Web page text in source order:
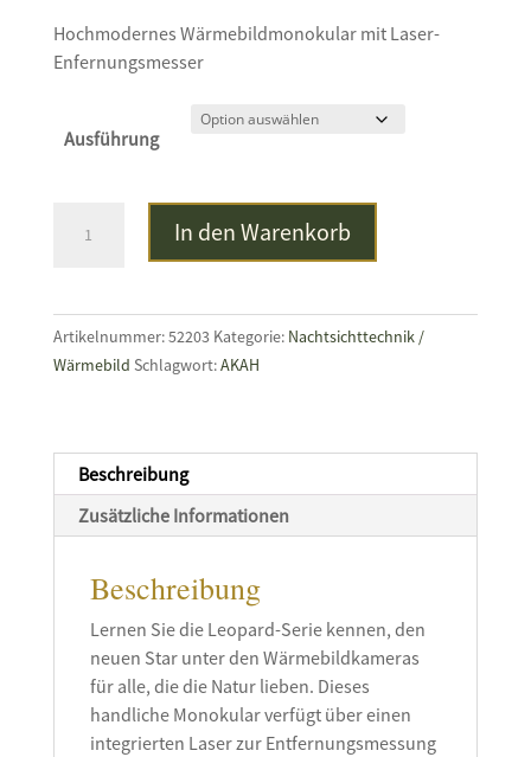
Hochmodernes Wärmebildmonokular mit Laser-
Enfernungsmesser
Ausführung
Leopard
In den Warenkorb
Artikelnummer:52203 Kategorie: Nachtsichttechnik /
Wärmebild Schlagwort:AKAH
Beschreibung
Zusätzliche Informationen
Beschreibung
Lernen Sie die Leopard-Serie kennen, den
neuen Star unter den Wärmebildkameras
für alle, die die Natur lieben. Dieses
handliche Monokular verfügt über einen
integrierten Laser zur Entfernungsmessung